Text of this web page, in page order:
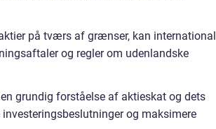
på tværs af grænser, kan international
og regler om udenlandske
grundig forståelse af aktieskat og dets
og maksimere